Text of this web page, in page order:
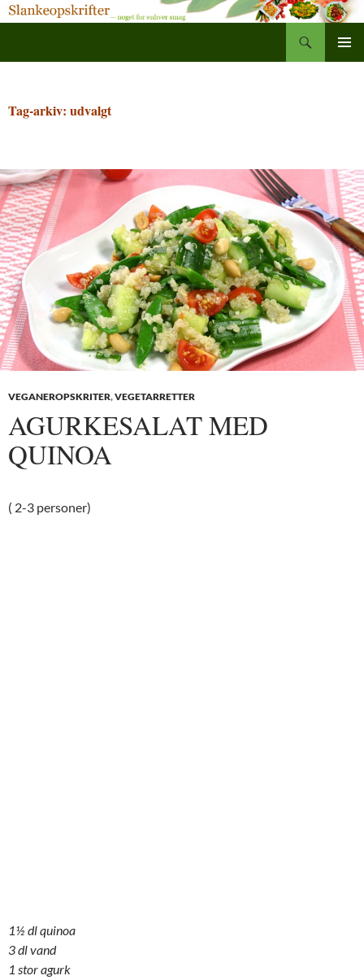
Tag-arkiv: udvalgt
VEGANEROPSKRITER,VEGETARRETTER
AGURKESALAT MED
QUINOA
( 2-3 personer)
1½ dl quinoa
3 dl vand
1 stor agurk